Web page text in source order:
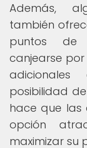
Además,
también
puntos de
canjearse
posibilidad
hace que las
opción
maximizar su